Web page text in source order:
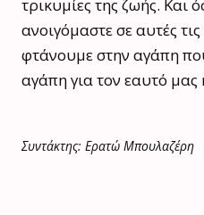
τρικυμίες της ζωής. Και
ανοιγόμαστε σε αυτές
φτάνουμε στην αγάπη
αγάπη για τον εαυτό
Συντάκτης: Ερατώ Μπουλαζέρη